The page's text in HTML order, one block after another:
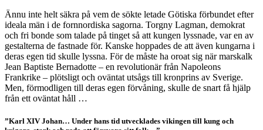
Ännu inte helt säkra på vem de sökte letade Götiska förbundet efter
ideala män i de fornnordiska sagorna. Torgny Lagman, demokrat
och fri bonde som talade på tinget så att kungen lyssnade, var en av
gestalterna de fastnade för. Kanske hoppades de att även kungarna i
deras egen tid skulle lyssna. För de måste ha oroat sig när marskalk
Jean Baptiste Bernadotte – en revolutionär från Napoleons
Frankrike – plötsligt och oväntat utsågs till kronprins av Sverige.
Men, förmodligen till deras egen förvåning, skulle de snart få hjälp
från ett oväntat håll …
”Karl XIV Johan… Under hans tid utvecklades vikingen till kung och